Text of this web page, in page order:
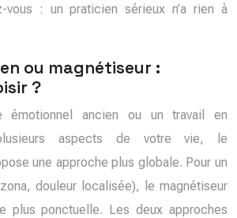
vous : un praticien sérieux n’a rien à
ou magnétiseur :
?
émotionnel ancien ou un travail en
aspects de votre vie, le
une approche plus globale. Pour un
douleur localisée), le magnétiseur
plus ponctuelle. Les deux approches